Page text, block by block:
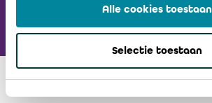
Alle cookies toestaan
Selectie toestaan
Sectoren